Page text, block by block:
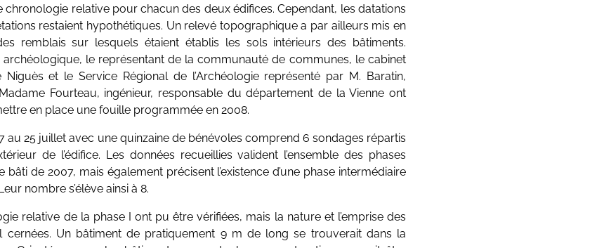
chronologie relative pour chacun des deux édifices. Cependant, les datations
restaient hypothétiques. Un relevé topographique a par ailleurs mis en
remblais sur lesquels étaient établis les sols intérieurs des bâtiments.
le représentant de la communauté de communes, le cabinet
Niguès et le Service Régional de l’Archéologie représenté par M. Baratin,
Fourteau, ingénieur, responsable du département de la Vienne ont
en place une fouille programmée en 2008.
au 25 juillet avec une quinzaine de bénévoles comprend 6 sondages répartis
de l’édifice. Les données recueillies valident l’ensemble des phases
bâti de 2007, mais également précisent l’existence d’une phase intermédiaire
nombre s’élève ainsi à 8.
relative de la phase I ont pu être vérifiées, mais la nature et l’emprise des
cernées. Un bâtiment de pratiquement 9 m de long se trouverait dans la